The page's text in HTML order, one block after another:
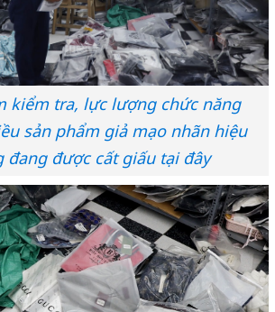
kiểm tra, lực lượng chức năng
sản phẩm giả mạo nhãn hiệu
đang được cất giấu tại đây